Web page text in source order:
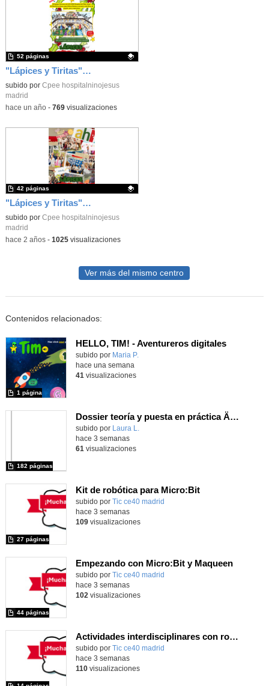
"Lápices y Tiritas" Número 3
Contenido educativo.
subido por Cpee hospitalninojesus
madrid
52 páginas
-hace un año- 769visualizaciones
"Lápices y Tiritas" Número 2
Contenido educativo.
subido por Cpee hospitalninojesus
madrid
42 páginas
-hace 2 años- 1025visualizaciones
Ver más del mismo centro
Contenidos relacionados:
HELLO, TIM! - Aventureros digitales
Contenido educativo.
subido por Maria P.
1 página
hace una semana
41 visualizaciones
Dossier teoría y puesta en práctica Äprendizaje Basado en Juegos en Educación Infantil y Primaria
Contenido educativo.
subido por Laura L.
182 páginas
hace 3 semanas
61 visualizaciones
Kit de robótica para Micro:Bit
Contenido educativo.
subido por Tic ce40 madrid
27 páginas
hace 3 semanas
109visualizaciones
Empezando con Micro:Bit y Maqueen
Contenido educativo.
subido por Tic ce40 madrid
44 páginas
hace 3 semanas
102 visualizaciones
Actividades interdisciplinares con robótica y pensamiento computacional
Contenido educativo.
subido por Tic ce40 madrid
hace 3 semanas
110visualizaciones